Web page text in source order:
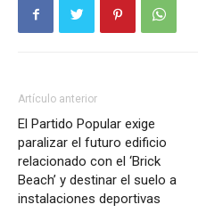
Artículo anterior
El Partido Popular exige
paralizar el futuro edificio
relacionado con el ‘Brick
Beach’ y destinar el suelo a
instalaciones deportivas